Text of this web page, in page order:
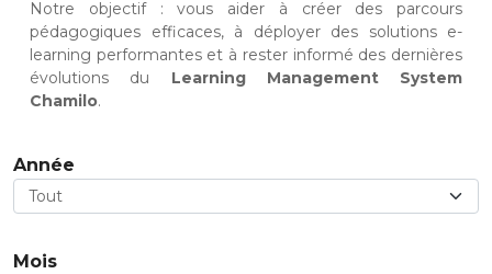
Notre objectif : vous aider à créer des parcours
pédagogiques efficaces, à déployer des solutions e-
learning performantes et à rester informé des dernières
évolutions du Learning Management System
Chamilo.
Année
Mois